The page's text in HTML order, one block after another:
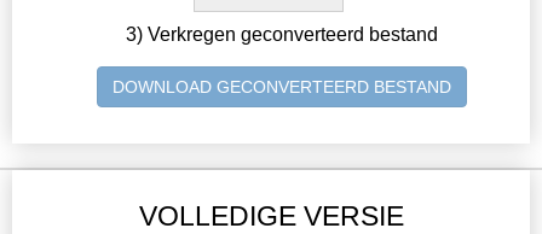
3) Verkregen geconverteerd bestand
DOWNLOAD GECONVERTEERD BESTAND
VOLLEDIGE VERSIE